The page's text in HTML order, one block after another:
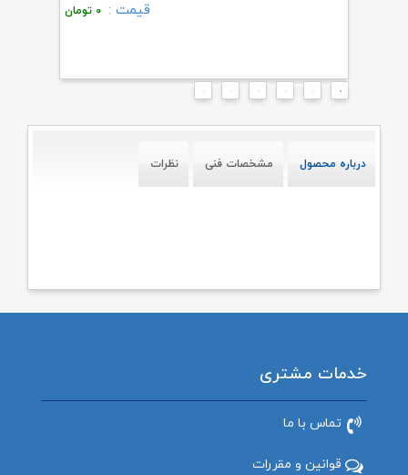
قیمت : ۰ تومان
درباره محصول مشخصات فنی نظرات
خدمات مشتری
تماس با ما
قوانین و مقررات